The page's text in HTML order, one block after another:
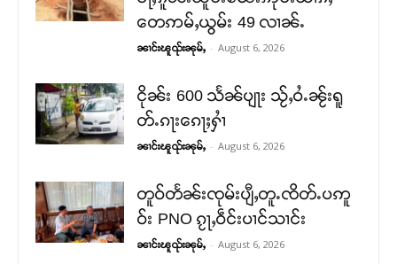
တေဢမ်ႇယွမ်း 49 လၢၼ်ႉ
ၼၢင်းၽူၺ်းၼုမ်ႇ - August 6, 2026
ငိုၼ်း 600 သႅၼ်ပျႃး သႂ်ႇဝႆႉၼႂ်းရူ
တ်ႉၵႃးၵေႃႈႁၢႆ
ၼၢင်းၽူၺ်းၼုမ်ႇ - August 6, 2026
တူဝ်တႅၼ်းၸုမ်းပျီႇတူႉၸိတ်ႉပဢူ
ဝ်း PNO ၵႂႃႇဝဵင်းပၢင်သၢင်း
ၼၢင်းၽူၺ်းၼုမ်ႇ - August 6, 2026